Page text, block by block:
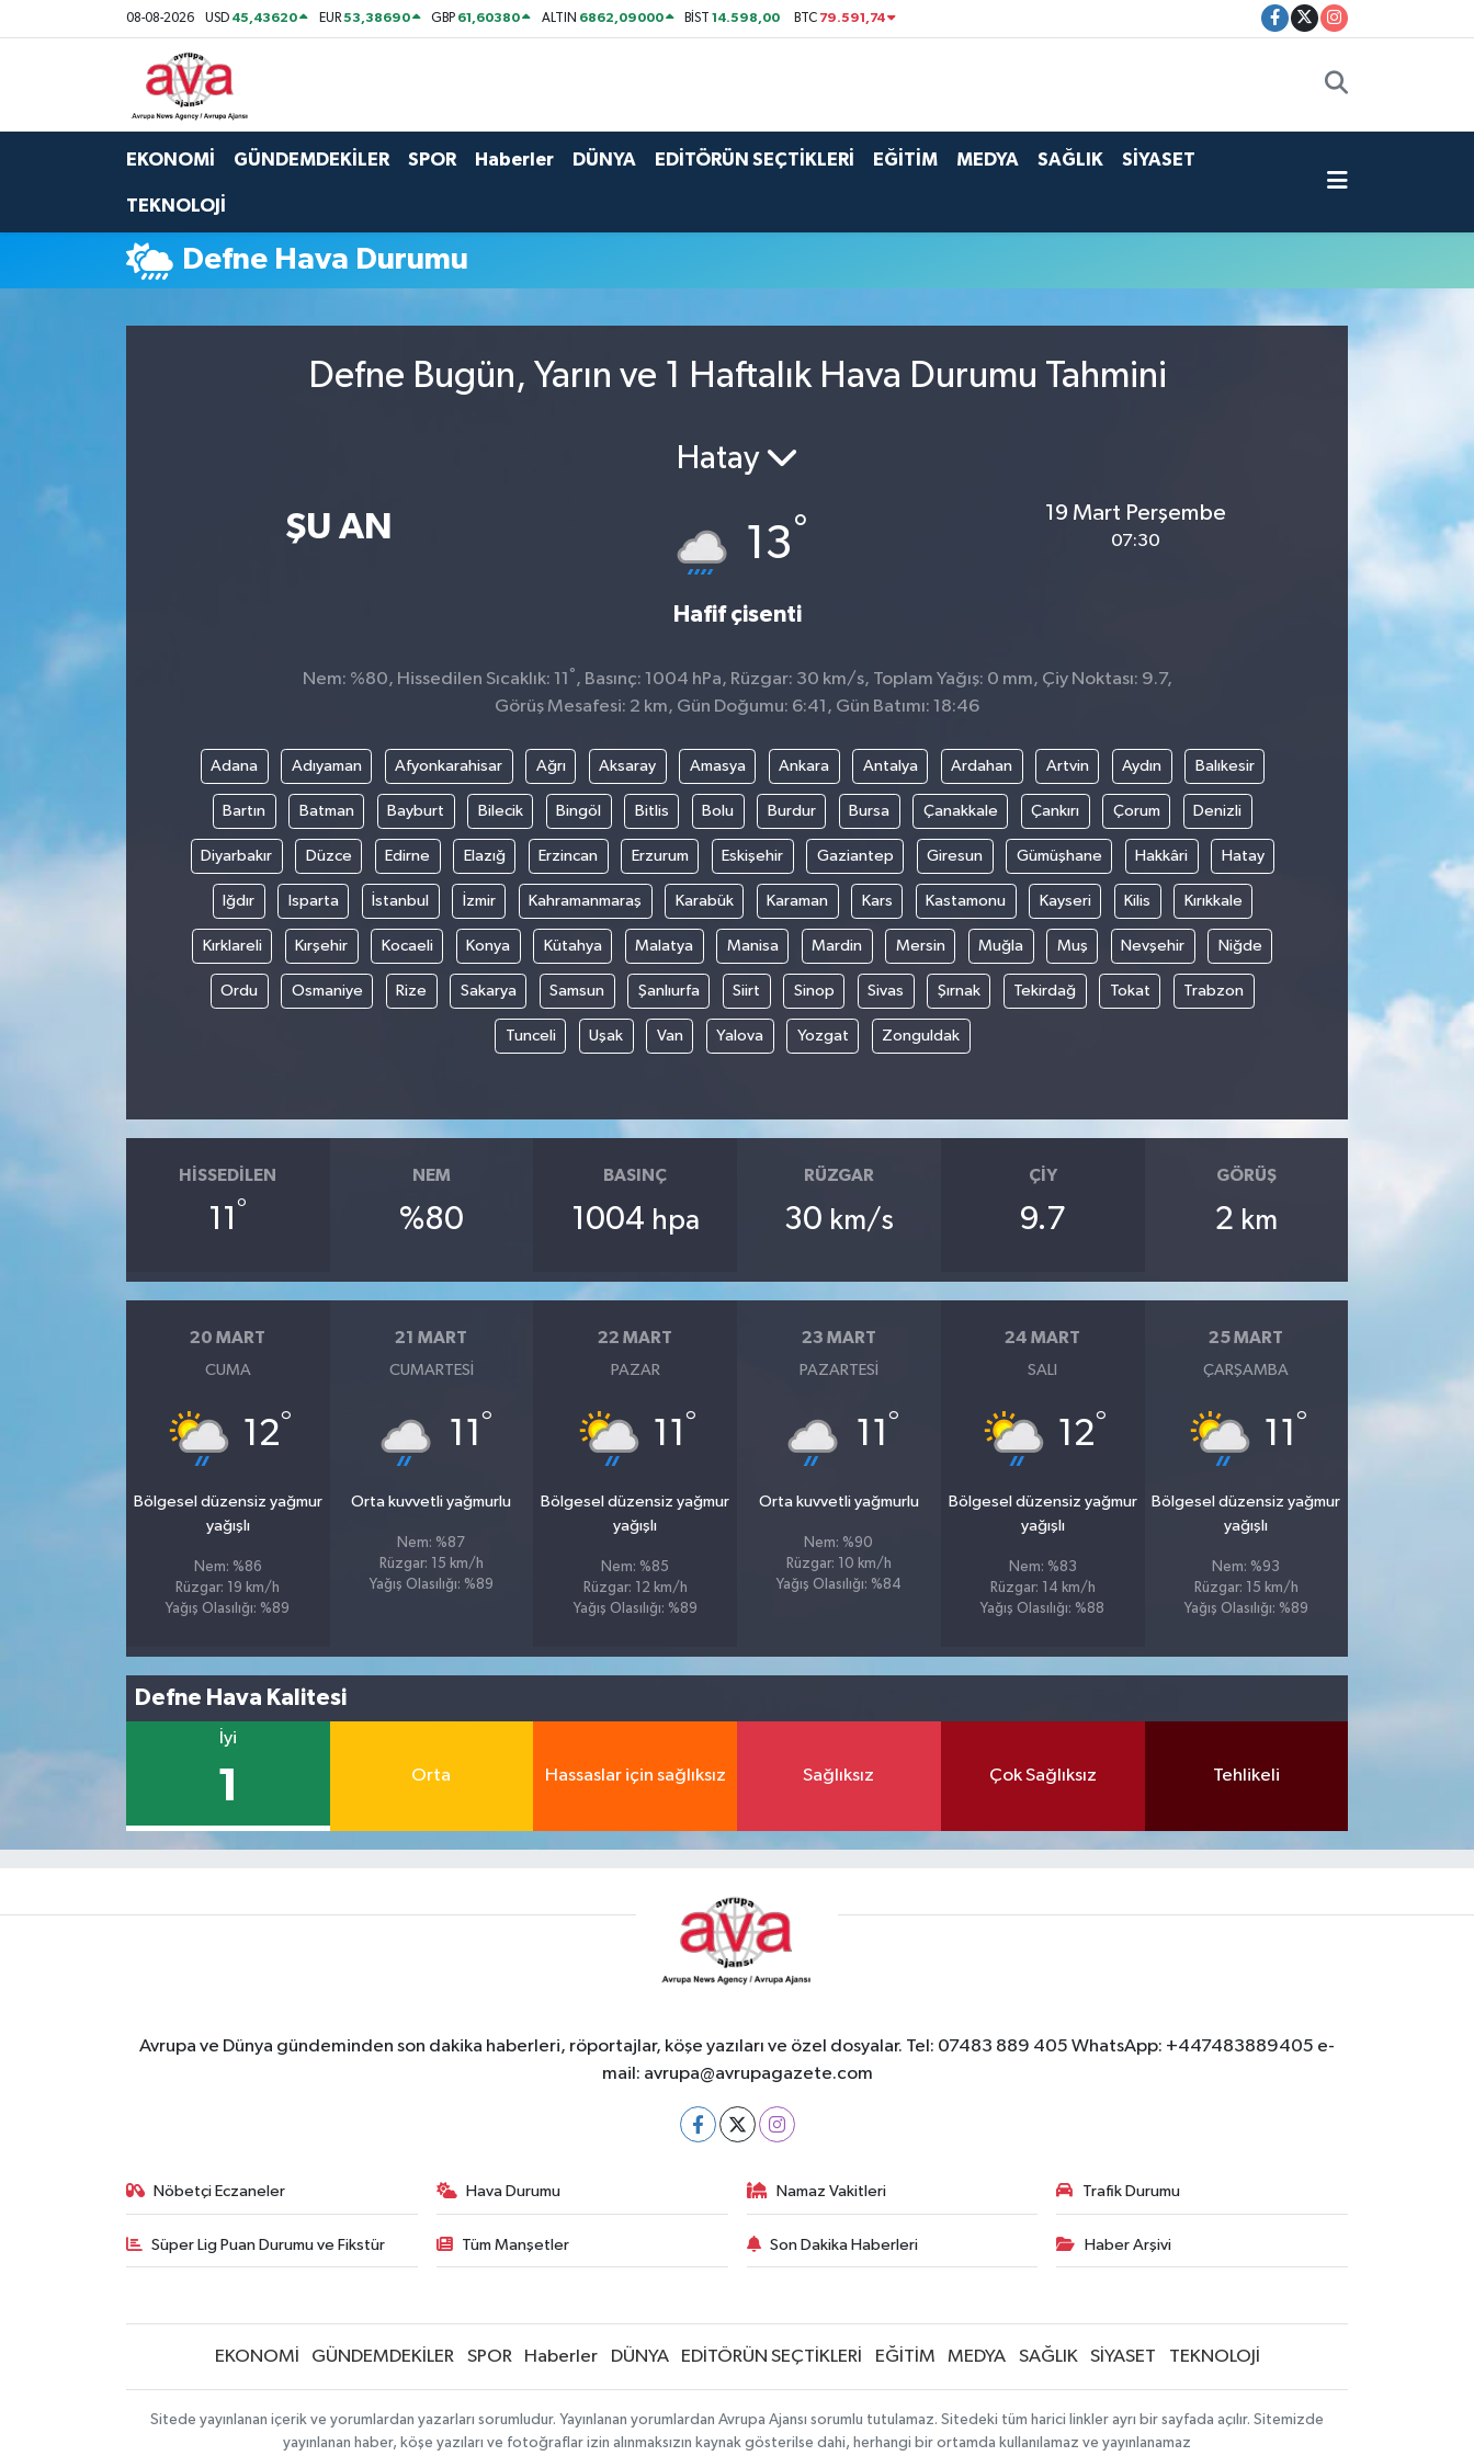
08-08-2026 USD 45,43620 EUR53,38690 GBP 61,60380 ALTIN 6862,09000 BİST14.598,00 BTC 79.591,74
EKONOMİ GÜNDEMDEKİLER SPOR Haberler DÜNYA EDİTÖRÜN SEÇTİKLERİ EĞİTİM MEDYA SAĞLIK SİYASET
TEKNOLOJİ
Defne Hava Durumu
Defne Bugün, Yarın ve 1 Haftalık Hava Durumu Tahmini
ŞU AN
Hatay
13°
Hafif çisenti
19 Mart Perşembe
07:30
Nem: %80, Hissedilen Sıcaklık: 11 ° , Basınç: 1004 hPa, Rüzgar: 30 km/s, Toplam Yağış: 0 mm, Çiy Noktası: 9.7,
Görüş Mesafesi: 2 km, Gün Doğumu: 6:41, Gün Batımı: 18:46
Adana Adıyaman Afyonkarahisar Ağrı Aksaray Amasya Ankara Antalya Ardahan Artvin Aydın Balıkesir
Bartın Batman Bayburt Bilecik Bingöl Bitlis Bolu Burdur Bursa Çanakkale Çankırı Çorum Denizli
Diyarbakır Düzce Edirne Elazığ Erzincan Erzurum Eskişehir Gaziantep Giresun Gümüşhane Hakkâri Hatay
Iğdır Isparta İstanbul İzmir Kahramanmaraş Karabük Karaman Kars Kastamonu Kayseri Kilis Kırıkkale
Kırklareli Kırşehir Kocaeli Konya Kütahya Malatya Manisa Mardin Mersin Muğla Muş Nevşehir Niğde
Ordu Osmaniye Rize Sakarya Samsun Şanlıurfa Siirt Sinop Sivas Şırnak Tekirdağ Tokat Trabzon
Tunceli Uşak Van Yalova Yozgat Zonguldak
HISSEDILEN
11 °
NEM
%80
BASINÇ
1004 hpa
RÜZGAR
30 km/s
ÇIY
9.7
GÖRÜŞ
2 km
20 MART
CUMA
12°
Bölgesel düzensiz yağmur
yağışlı
Nem: %86
Rüzgar: 19 km/h
Yağış Olasılığı: %89
21 MART
CUMARTESI
11 °
Orta kuvvetli yağmurlu
Nem: %87
Rüzgar: 15 km/h
Yağış Olasılığı: %89
22 MART
PAZAR
11 °
Bölgesel düzensiz yağmur
yağışlı
Nem: %85
Rüzgar: 12 km/h
Yağış Olasılığı: %89
23 MART
PAZARTESI
11 °
Orta kuvvetli yağmurlu
Nem: %90
Rüzgar: 10 km/h
Yağış Olasılığı: %84
24 MART
SALI
12°
Bölgesel düzensiz yağmur
yağışlı
Nem: %83
Rüzgar: 14 km/h
Yağış Olasılığı: %88
25 MART
ÇARŞAMBA
11 °
Bölgesel düzensiz yağmur
yağışlı
Nem: %93
Rüzgar: 15 km/h
Yağış Olasılığı: %89
Defne Hava Kalitesi
İyi
1 Orta Hassaslar için sağlıksız Sağlıksız Çok Sağlıksız Tehlikeli
Avrupa ve Dünya gündeminden son dakika haberleri, röportajlar, köşe yazıları ve özel dosyalar. Tel: 07483 889 405 WhatsApp: +447483889405 e-
mail: avrupa@avrupagazete.com
Nöbetçi Eczaneler Hava Durumu Namaz Vakitleri Trafik Durumu
Süper Lig Puan Durumu ve Fikstür Tüm Manşetler Son Dakika Haberleri Haber Arşivi
EKONOMİ GÜNDEMDEKİLER SPOR Haberler DÜNYA EDİTÖRÜN SEÇTİKLERİ EĞİTİM MEDYA SAĞLIK SİYASET TEKNOLOJİ
Sitede yayınlanan içerik ve yorumlardan yazarları sorumludur. Yayınlanan yorumlardan Avrupa Ajansı sorumlu tutulamaz. Sitedeki tüm harici linkler ayrı bir sayfada açılır. Sitemizde
yayınlanan haber, köşe yazıları ve fotoğraflar izin alınmaksızın kaynak gösterilse dahi, herhangi bir ortamda kullanılamaz ve yayınlanamaz
Nöbetçi Eczaneler
Namaz Vakitleri
Trafik Durumu